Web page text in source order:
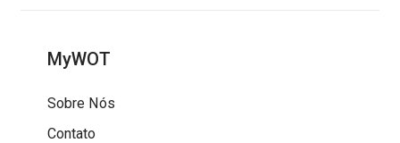
MyWOT
Sobre Nós
Contato